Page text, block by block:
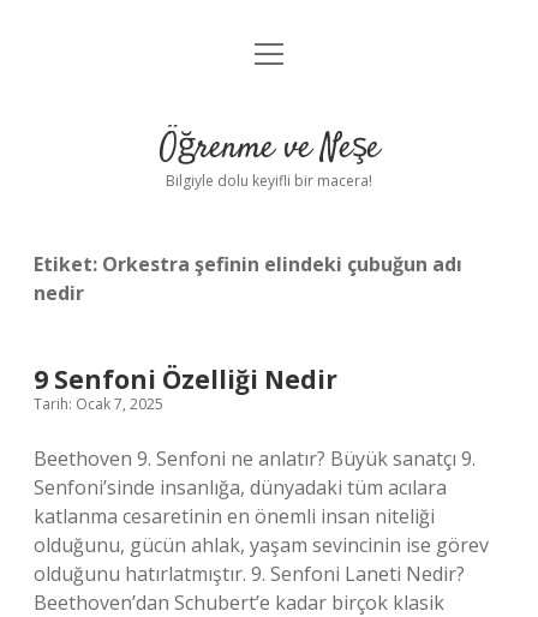
Anasayfa
Yasal Uyarı
menüyü
Öğrenme ve Neşe
Bilgiyle dolu keyifli bir macera!
Etiket: Orkestra şefinin elindeki çubuğun adı
nedir
9 Senfoni Özelliği Nedir
Tarih: Ocak 7, 2025
Beethoven 9. Senfoni ne anlatır? Büyük sanatçı 9.
Senfoni’sinde insanlığa, dünyadaki tüm acılara
katlanma cesaretinin en önemli insan niteliği
olduğunu, gücün ahlak, yaşam sevincinin ise görev
olduğunu hatırlatmıştır. 9. Senfoni Laneti Nedir?
Beethoven’dan Schubert’e kadar birçok klasik